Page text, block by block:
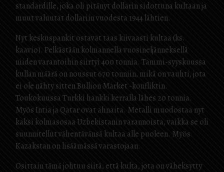
standardille, joka oli pitänyt dollarin sidottuna kultaan ja
muut valuutat dollariin vuodesta 1944 lähtien.
Nyt keskuspankit ostavat taas kiivaasti kultaa (ks.
kaavio). Pelkästään kolmannella vuosineljänneksellä
niiden varantoihin siirtyi 400 tonnia. Tammi-syyskuussa
kullan määrä on noussut 670 tonniin, mikä on vauhti, jota
ei ole nähty sitten Bullion Market -konfliktin.
Toukokuussa Turkki hankki kerralla lähes 20 tonnia.
Myös Intia ja Qatar ovat ahnaita. Metalli muodostaa nyt
kaksi kolmasosaa Uzbekistanin varannoista, vaikka se oli
suunnitellut vähentävänsä kultaa alle puoleen. Myös
Kazakstan on lisäämässä varastojaan.
Osittain tämä johtuu siitä, että kulta, jota on väheksytty